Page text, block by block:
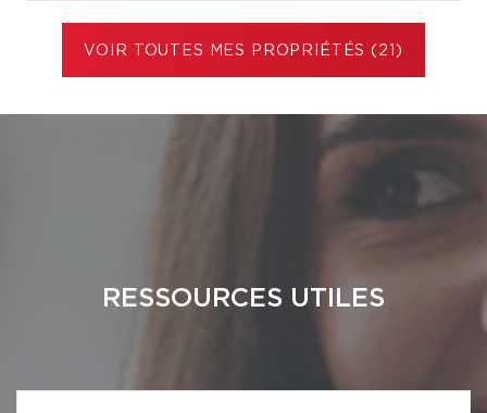
VOIR TOUTES MES PROPRIÉTÉS (21)
RESSOURCES UTILES